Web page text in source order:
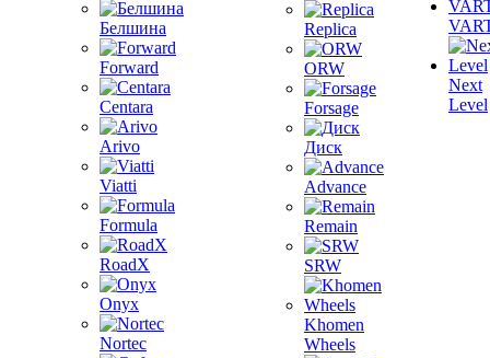
Белшина
Forward
Centara
Arivo
Viatti
Formula
RoadX
Onyx
Nortec
Replica
ORW
Forsage
Диск
Advance
Remain
SRW
Khomen
Wheels
Next
Level